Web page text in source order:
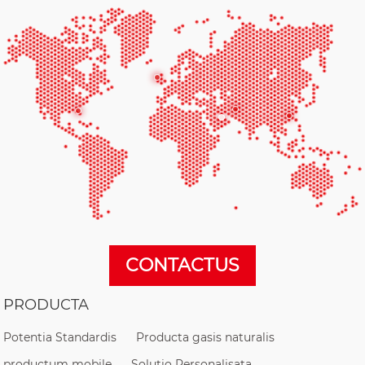
CONTACTUS
PRODUCTA
Potentia Standardis
Producta gasis naturalis